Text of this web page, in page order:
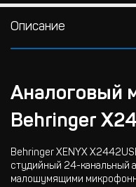
Описание
Аналоговый
Behringer
Behringer XENYX
студийный 24-канальный
малошумящими